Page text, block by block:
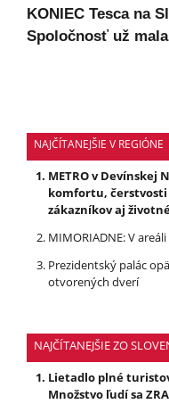
KONIEC Tesca na
Spoločnosť už
NAJČÍTANEJŠIE V REGIÓNE
METRO v Devínskej
komfortu,
zákazníkov aj
MIMORIADNE: V
Prezidentský palác
otvorených dverí
NAJČÍTANEJŠIE ZO
Lietadlo plné
Množstvo ľudí sa